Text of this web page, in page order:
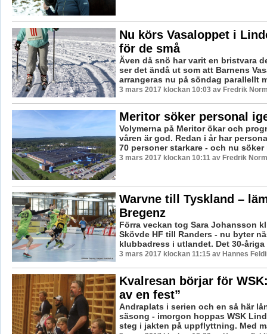
Nu körs Vasaloppet i
för de små
Även då snö har varit en bristvara
ser det ändå ut som att Barnens
arrangeras nu på söndag parallellt
3 mars 2017 klockan 10:03 av Fredrik
Meritor söker personal
Volymerna på Meritor ökar och
våren är god. Redan i år har
70 personer starkare - och nu söker
3 mars 2017 klockan 10:11 av Fredrik
Warvne till Tyskland –
Bregenz
Förra veckan tog Sara Johansson
Skövde HF till Randers - nu byter
klubbadress i utlandet. Det 30-
3 mars 2017 klockan 11:15 av Hannes
Kvalresan börjar för
av en fest”
Andraplats i serien och en så här
säsong - imorgon hoppas WSK
steg i jakten på uppflyttning. Med